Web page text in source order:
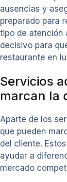
ausencias y
preparado para
tipo de atención
decisivo para
restaurante en
Servicios
marcan la
Aparte de los
que pueden
del cliente.
ayudar a
mercado